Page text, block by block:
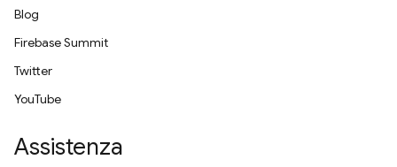
Blog
Firebase Summit
Twitter
YouTube
Assistenza